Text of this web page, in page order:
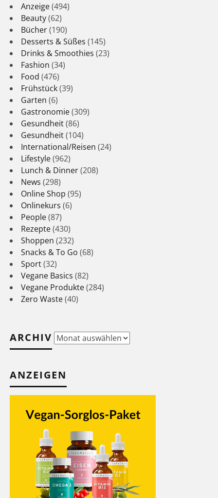
Anzeige(494)
Beauty(62)
Bücher(190)
Desserts & Süßes (145)
Drinks & Smoothies (23)
Fashion (34)
Food (476)
Frühstück(39)
Garten (6)
Gastronomie(309)
Gesundheit(86)
Gesundheit(104)
International/Reisen (24)
Lifestyle(962)
Lunch & Dinner(208)
News (298)
Online Shop (95)
Onlinekurs (6)
People(87)
Rezepte(430)
Shoppen (232)
Snacks & To Go (68)
Sport(32)
Vegane Basics (82)
Vegane Produkte(284)
Zero Waste(40)
ARCHIV Archiv
ANZEIGEN